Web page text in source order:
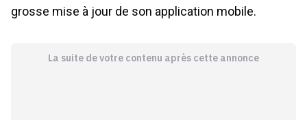
grosse mise à jour de son application mobile.
La suite de votre contenu après cette annonce